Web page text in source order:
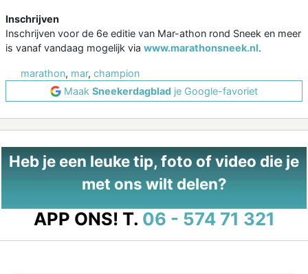
Inschrijven
Inschrijven voor de 6e editie van Mar-athon rond Sneek en meer
is vanaf vandaag mogelijk via www.marathonsneek.nl.
marathon, mar, champion
Maak Sneekerdagblad je Google-favoriet
Heb je een leuke tip, foto of video die je
met ons wilt delen?
APP ONS! T. 06 - 574 71 321